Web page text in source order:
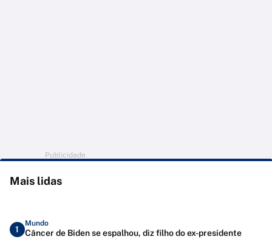
Publicidade
Mais lidas
1
Mundo
Câncer de Biden se espalhou, diz filho do ex-presidente